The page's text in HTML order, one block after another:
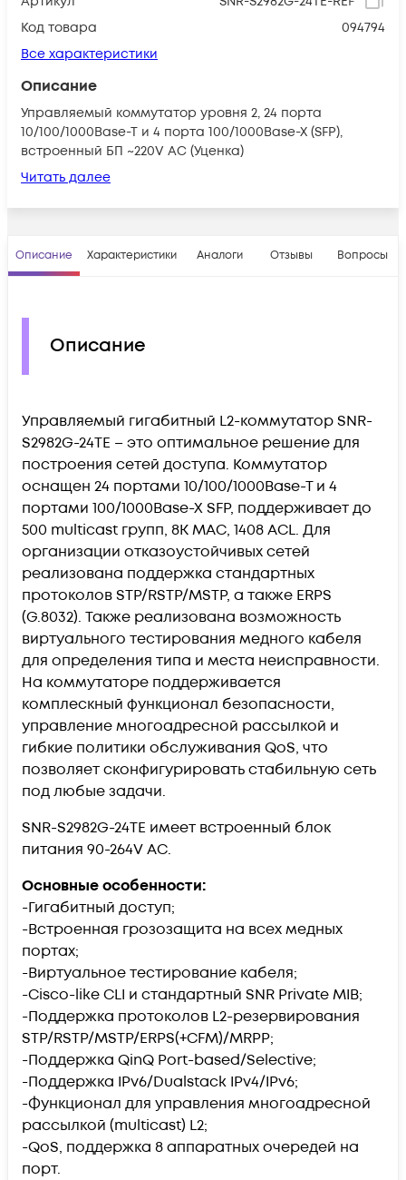
Код товара
094794
Все характеристики
Описание
Управляемый коммутатор уровня 2, 24 порта
10/100/1000Base-T и 4 порта 100/1000Base-X (SFP),
встроенный БП ~220V AC (Уценка)
Читать далее
Описание Характеристики Аналоги Отзывы Вопросы
Описание
Управляемый гигабитный L2-коммутатор SNR-
S2982G-24TE – это оптимальное решение для
построения сетей доступа. Коммутатор
оснащен 24 портами 10/100/1000Base-T и 4
портами 100/1000Base-X SFP, поддерживает до
500 multicast групп, 8K MAC, 1408 ACL. Для
организации отказоустойчивых сетей
реализована поддержка стандартных
протоколов STP/RSTP/MSTP, а также ERPS
(G.8032). Также реализована возможность
виртуального тестирования медного кабеля
для определения типа и места неисправности.
На коммутаторе поддерживается
комплескный функционал безопасности,
управление многоадресной рассылкой и
гибкие политики обслуживания QoS, что
позволяет сконфигурировать стабильную сеть
под любые задачи.
SNR-S2982G-24TE имеет встроенный блок
питания 90-264V AC.
Основные особенности:
-Гигабитный доступ;
-Встроенная грозозащита на всех медных
портах;
-Виртуальное тестирование кабеля;
-Cisco-like CLI и стандартный SNR Private MIB;
-Поддержка протоколов L2-резервирования
STP/RSTP/MSTP/ERPS(+CFM)/MRPP;
-Поддержка QinQ Port-based/Selective;
-Поддержка IPv6/Dualstack IPv4/IPv6;
-Функционал для управления многоадресной
рассылкой (multicast) L2;
-QoS, поддержка 8 аппаратных очередей на
порт.